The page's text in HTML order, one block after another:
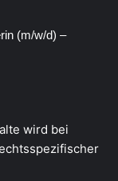
(m/w/d) –
wird bei